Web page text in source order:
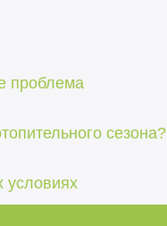
проблема
сезона?
условиях